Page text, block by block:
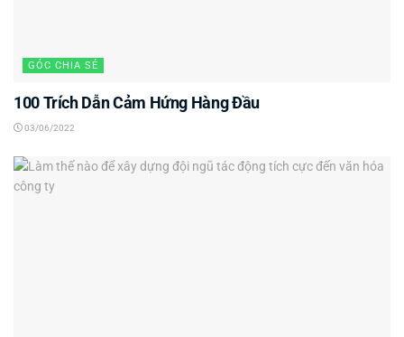
GÓC CHIA SẺ
100 Trích Dẫn Cảm Hứng Hàng Đầu
03/06/2022